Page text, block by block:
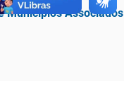
Municípios Associados